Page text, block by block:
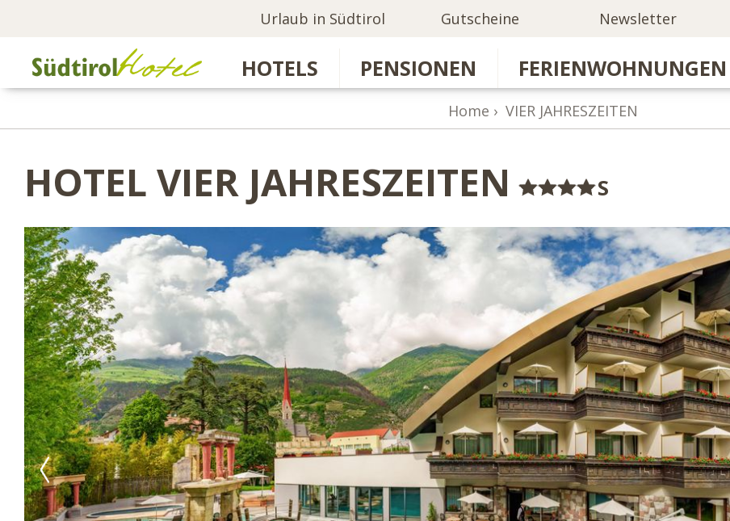
Urlaub in Südtirol Gutscheine Newsletter
HOTELS PENSIONEN FERIENWOHNUNGEN
Home VIER JAHRESZEITEN
HOTEL VIER JAHRESZEITEN S